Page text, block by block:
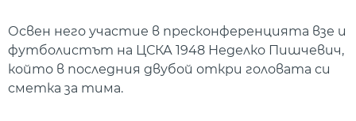
Освен него участие в пресконференцията взе и
футболистът на ЦСКА 1948 Неделко Пишчевич,
който в последния двубой откри головата си
сметка за тима.